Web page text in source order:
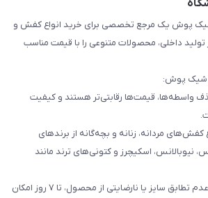
شیک پوش یک مرجع تخصصی برای خرید انواع کفش و
تولید داخلی، محصولات متنوعی را با قیمت مناسب
شیک پوش:
واسطه‌ها، قیمت‌ها رقابتی‌تر هستند و کیفیت
کفش‌های مردانه، زنانه و بچه‌گانه از برندهای
نیوبالانس، اسکیچرز و کتونی‌های ترند مانند
امکان مرجوعی: در صورت عدم تطابق سایز یا نارضایتی از محصول، تا ۷ روز امکان